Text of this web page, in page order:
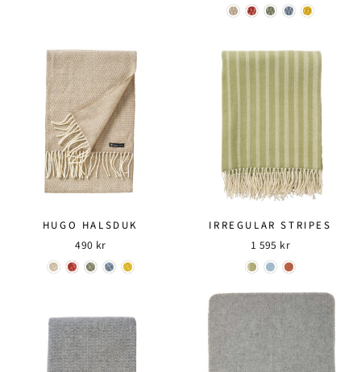
HUGO HALSDUK
490 kr
IRREGULAR STRIPES
1 595 kr